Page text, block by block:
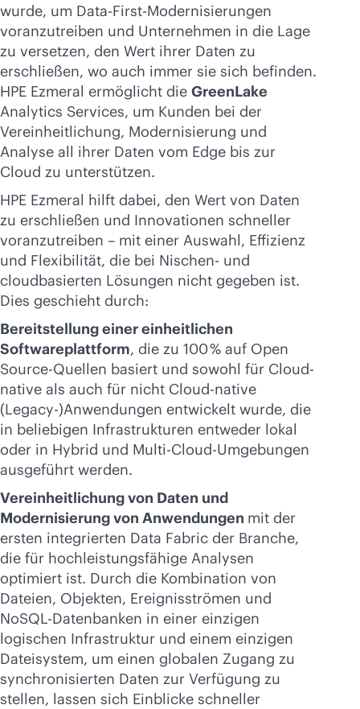
wurde, um Data-First-Modernisierungen
voranzutreiben und Unternehmen in die Lage
zu versetzen, den Wert ihrer Daten zu
erschließen, wo auch immer sie sich befinden.
HPE Ezmeral ermöglicht die GreenLake
Analytics Services, um Kunden bei der
Vereinheitlichung, Modernisierung und
Analyse all ihrer Daten vom Edge bis zur
Cloud zu unterstützen.
HPE Ezmeral hilft dabei, den Wert von Daten
zu erschließen und Innovationen schneller
voranzutreiben – mit einer Auswahl, Effizienz
und Flexibilität, die bei Nischen- und
cloudbasierten Lösungen nicht gegeben ist.
Dies geschieht durch:
Bereitstellung einer einheitlichen
Softwareplattform, die zu 100 % auf Open
Source-Quellen basiert und sowohl für Cloud-
native als auch für nicht Cloud-native
(Legacy-)Anwendungen entwickelt wurde, die
in beliebigen Infrastrukturen entweder lokal
oder in Hybrid und Multi-Cloud-Umgebungen
ausgeführt werden.
Vereinheitlichung von Daten und
Modernisierung von Anwendungen mit der
ersten integrierten Data Fabric der Branche,
die für hochleistungsfähige Analysen
optimiert ist. Durch die Kombination von
Dateien, Objekten, Ereignisströmen und
NoSQL-Datenbanken in einer einzigen
logischen Infrastruktur und einem einzigen
Dateisystem, um einen globalen Zugang zu
synchronisierten Daten zur Verfügung zu
stellen, lassen sich Einblicke schneller